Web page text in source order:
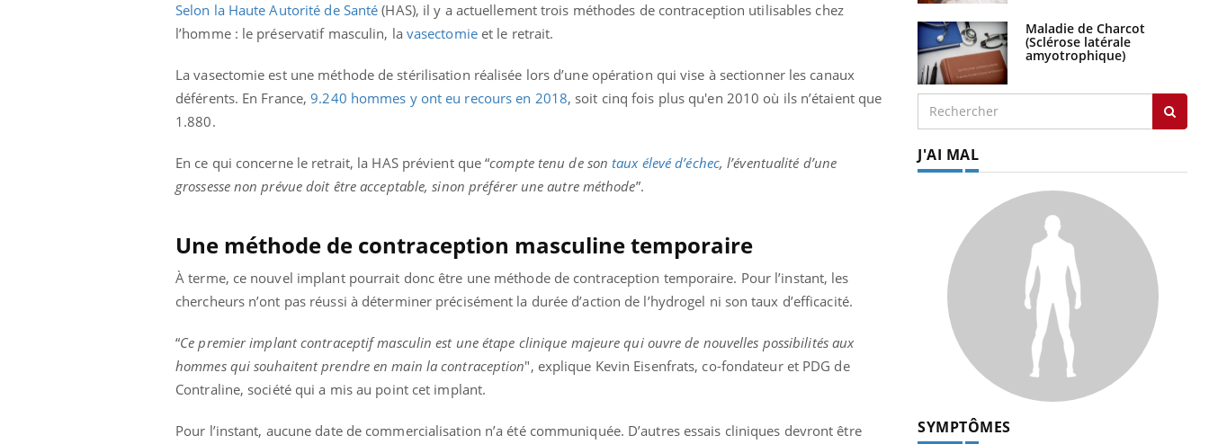
Selon la Haute Autorité de Santé (HAS), il y a actuellement trois méthodes de contraception utilisables chez
l’homme : le préservatif masculin, la vasectomieet le retrait.
La vasectomie est une méthode destérilisation réalisée lors d’une opération qui vise à sectionner les canaux
déférents. En France,9.240 hommes y ont eu recours en 2018, soit cinq fois plus qu'en 2010 où ils n’étaient que
1.880.
En ce qui concerne le retrait, la HAS prévient que “compte tenu de sontaux élevé d’échec, l’éventualité d’une
grossesse non prévue doit être acceptable, sinon préférer une autre méthode”.
Une méthode de contraception masculine temporaire
À terme, ce nouvel implant pourrait donc être une méthode de contraception temporaire. Pour l’instant, les
chercheurs n’ont pas réussi à déterminer précisément la durée d’action de l’hydrogel ni son taux d’efficacité.
“Ce premier implant contraceptif masculin est une étape clinique majeure qui ouvre de nouvelles possibilités aux
hommes qui souhaitent prendre en main la contraception", explique Kevin Eisenfrats, co-fondateur et PDG de
Contraline, société qui a mis au point cet implant.
Pour l’instant, aucune date de commercialisation n’a été communiquée. D’autres essais cliniques devront être
Maladie de Charcot
(Sclérose latérale
amyotrophique)
J'AI MAL
SYMPTÔMES